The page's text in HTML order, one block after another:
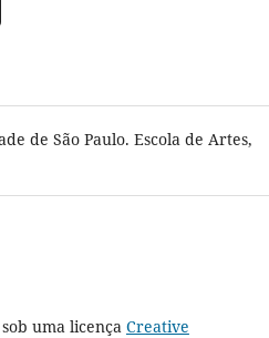
de São Paulo. Escola de Artes,
uma licença Creative